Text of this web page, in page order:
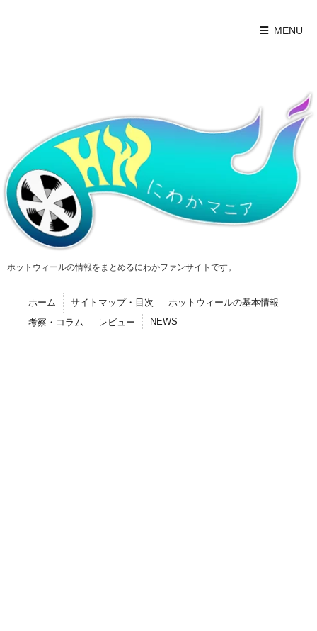
MENU
ホットウィールの情報をまとめるにわかファンサイトです。
ホーム サイトマップ・目次
ホットウィールの基本情報
考察・コラム
レビュー NEWS